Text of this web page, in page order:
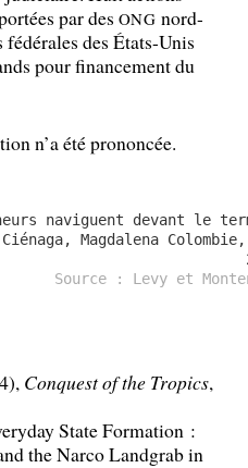
par des ONG nord-
des États-Unis
pour financement du
n’a été prononcée.
naviguent devant le
Magdalena
Source : Levy et
Conquest of the Tropics,
State Formation :
the Narco Landgrab in